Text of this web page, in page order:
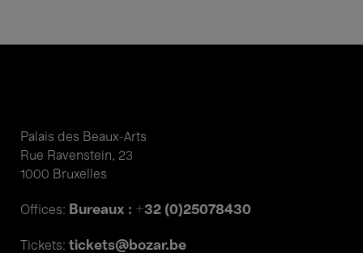
Palais des Beaux-Arts
Rue Ravenstein, 23
1000 Bruxelles
Offices: Bureaux : +32 (0)25078430
Tickets: tickets@bozar.be